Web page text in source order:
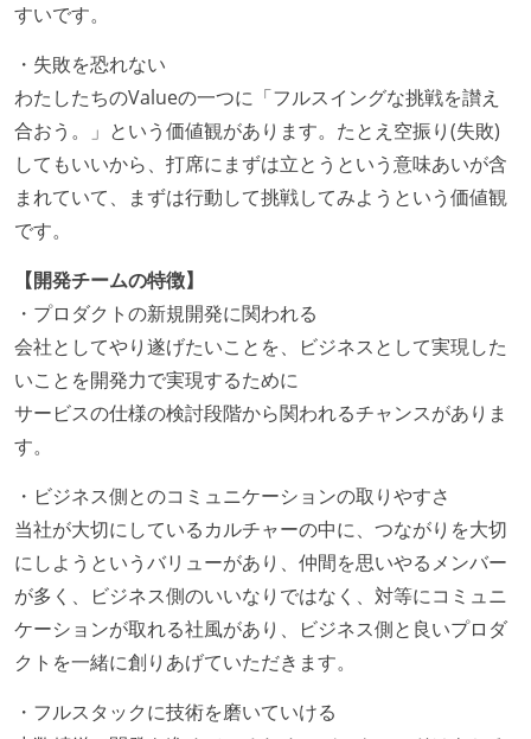
すいです。
・失敗を恐れない
わたしたちのValueの一つに「フルスイングな挑戦を讃え
合おう。」という価値観があります。たとえ空振り(失敗)
してもいいから、打席にまずは立とうという意味あいが含
まれていて、まずは行動して挑戦してみようという価値観
です。
【開発チームの特徴】
・プロダクトの新規開発に関われる
会社としてやり遂げたいことを、ビジネスとして実現した
いことを開発力で実現するために
サービスの仕様の検討段階から関われるチャンスがありま
す。
・ビジネス側とのコミュニケーションの取りやすさ
当社が大切にしているカルチャーの中に、つながりを大切
にしようというバリューがあり、仲間を思いやるメンバー
が多く、ビジネス側のいいなりではなく、対等にコミュニ
ケーションが取れる社風があり、ビジネス側と良いプロダ
クトを一緒に創りあげていただきます。
・フルスタックに技術を磨いていける